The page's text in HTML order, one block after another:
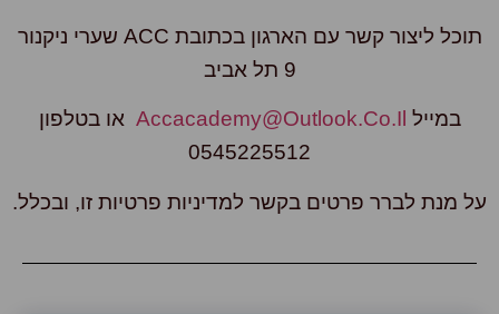
תוכל ליצור קשר עם הארגון בכתובת ACC שערי ניקנור
במיילAccacademy@outlook.co.ilאו בטלפון
0545225512
מנת לברר פרטים בקשר למדיניות פרטיות זו, ובכלל.